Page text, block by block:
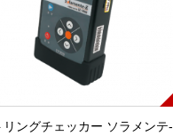
リングチェッカー ソラメンテ-